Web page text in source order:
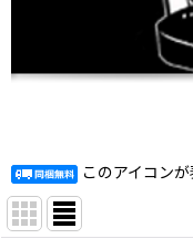
このアイコン